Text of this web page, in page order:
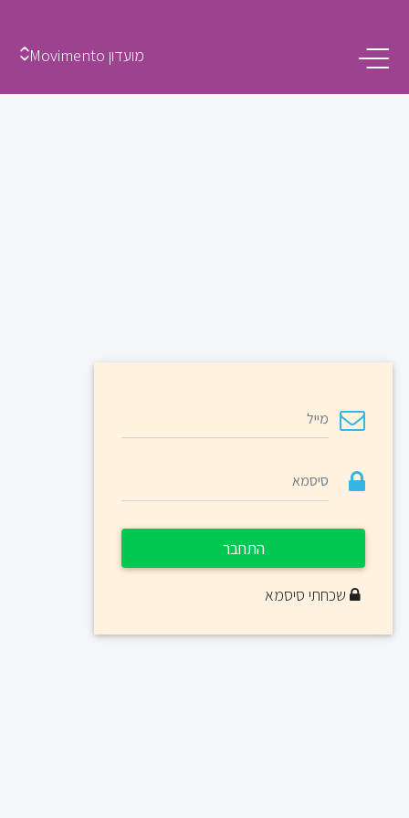
מועדון Movimento
התחבר
שכחתי סיסמא